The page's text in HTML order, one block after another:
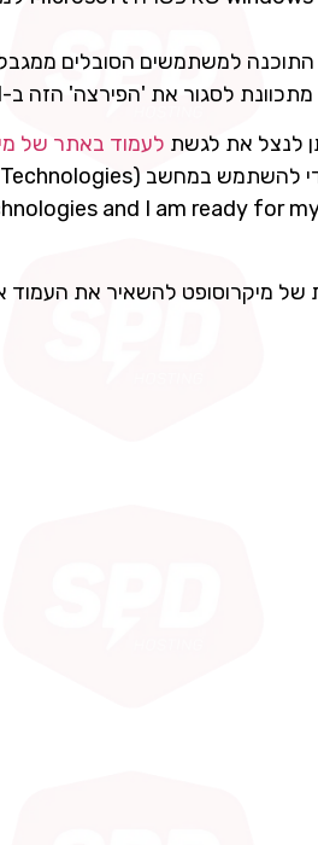
למשתמשים הסובלים
לנצל את לגשת לעמוד באתר של
מיקרוסופט להשאיר את העמוד